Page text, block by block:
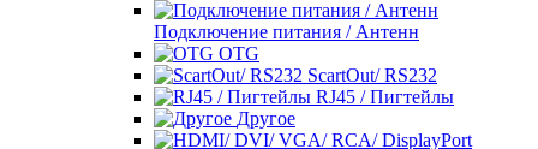
Подключение питания / Антенн
OTG
ScartOut/ RS232
RJ45 / Пигтейлы
Другое